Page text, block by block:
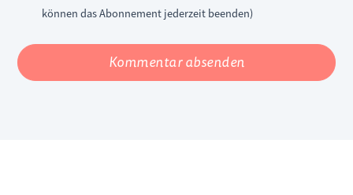
können das Abonnement jederzeit beenden)
Kommentar absenden